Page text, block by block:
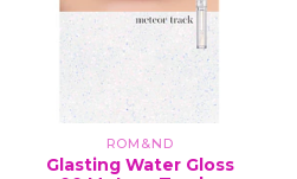
ROM&ND
Glasting Water Gloss